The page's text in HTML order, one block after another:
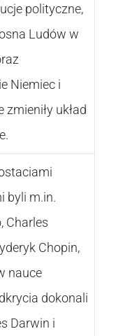
polityczne,
Ludów w
Niemiec i
zmieniły układ
byli m.in.
Charles
Chopin,
nauce
dokonali
Darwin i